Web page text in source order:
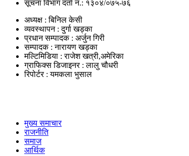
सूचना विभाग दर्ता न.: १३०४/०७५-७६
अध्यक्ष : बिनिल केसी
व्यवस्थापन : दुर्गा खड्का
प्रधान सम्पादक : अर्जुन गिरी
सम्पादक : नारायण खड्का
मल्टिमिडिया : राजेश खत्री,अमेरिका
ग्राफिक्स डिजाइनर : लालु चौधरी
रिपोर्टर : यमकला भुसाल
मुख्य समाचार
राजनीति
समाज
आर्थिक